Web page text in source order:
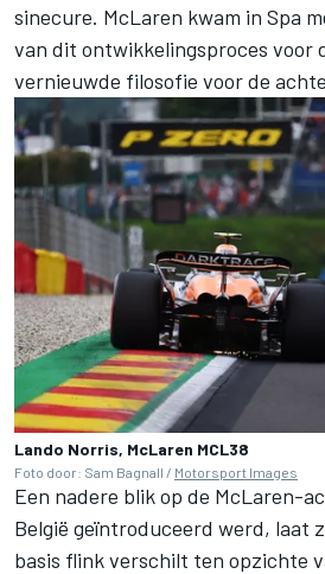
sinecure. McLaren kwam in Spa
van dit ontwikkelingsproces voor
vernieuwde filosofie voor de
Lando Norris, McLaren MCL38
Foto door: Sam Bagnall / Motorsport Images
Een nadere blik op de McLaren-
België geïntroduceerd werd, laat
basis flink verschilt ten opzichte